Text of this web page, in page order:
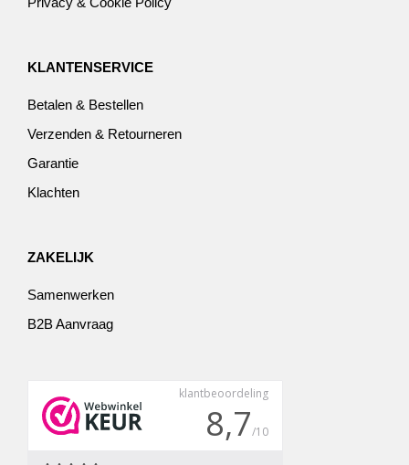
KLANTENSERVICE
Betalen & Bestellen
Verzenden & Retourneren
Garantie
Klachten
ZAKELIJK
Samenwerken
B2B Aanvraag